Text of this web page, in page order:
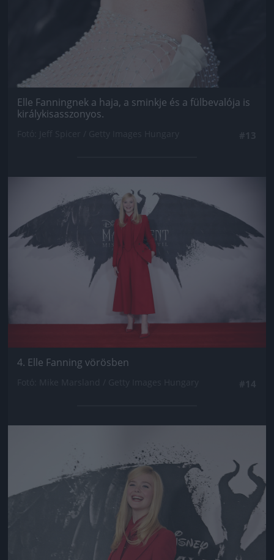
Elle Fanningnek a haja, a sminkje és a fülbevalója is
királykisasszonyos.
Jön még kép!
4. Elle Fanning vörösben
Jön még kép!